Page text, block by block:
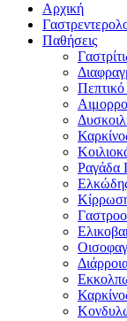
Αρχική
Παθήσεις
Ραγάδα